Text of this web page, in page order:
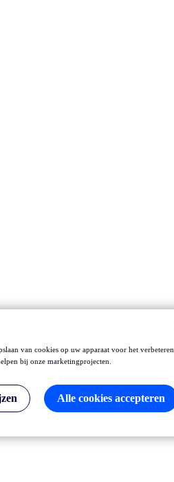
van cookies op uw apparaat voor het verbeteren
bij onze marketingprojecten.
Alle cookies accepteren